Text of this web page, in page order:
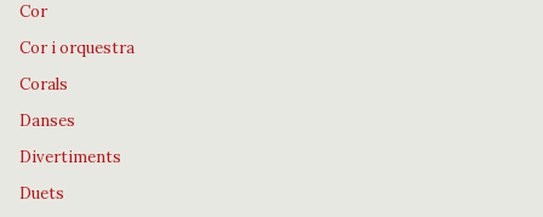
Cor
Cor i orquestra
Corals
Danses
Divertiments
Duets